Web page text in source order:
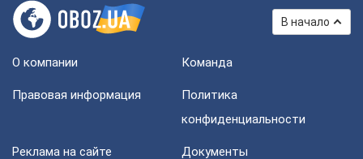
В начало
О компании Команда
Правовая информация
Политика
конфиденциальности
Реклама на сайте Документы